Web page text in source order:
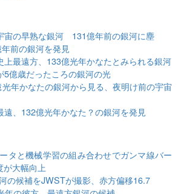
宙の早熟な銀河 131億年前の銀河に塵
前の銀河を発見
上最遠方、133億光年かなたとみられる銀河
5億歳だったころの銀河の光
年かなたの銀河から見る、夜明け前の宇宙
遠、132億光年かなた？の銀河を発見
タと機械学習の組み合わせでガンマ線バー
が大幅向上
の候補をJWSTが撮影、赤方偏移16.7